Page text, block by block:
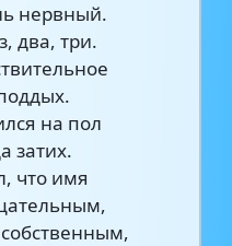
нервный.
два, три.
на пол
затих.
что имя